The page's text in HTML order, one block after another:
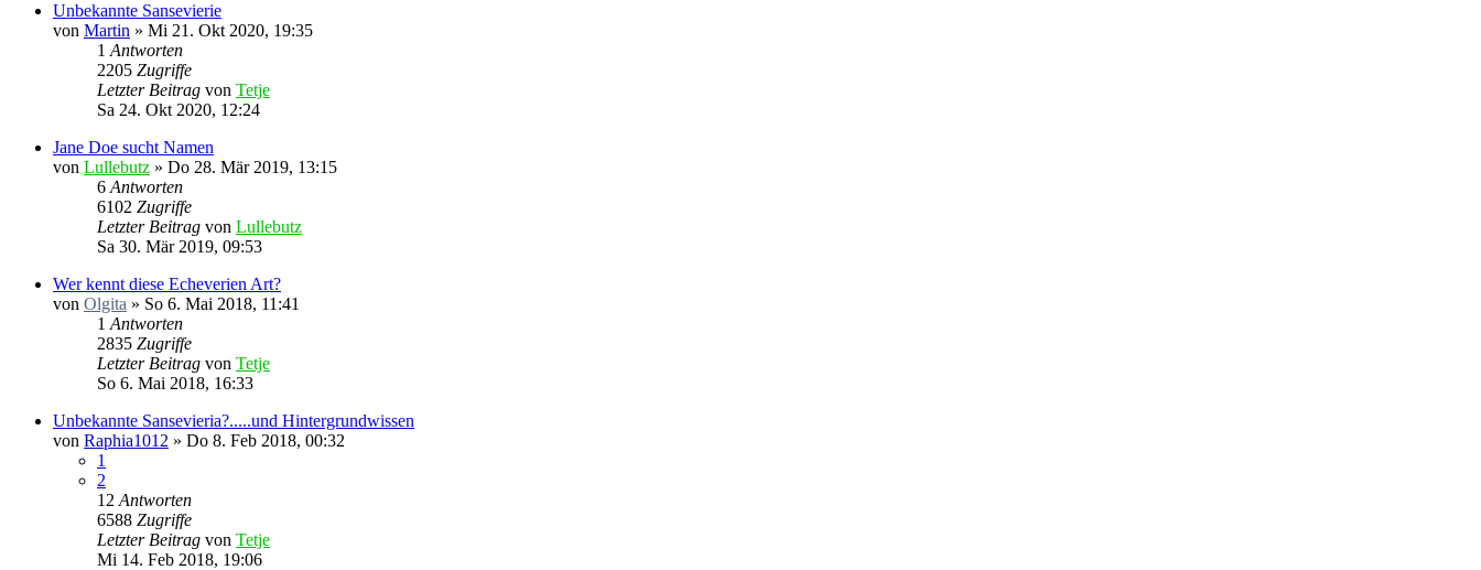
Unbekannte Sansevierie
von Martin » Mi 21. Okt 2020, 19:35
1 Antworten
2205 Zugriffe
Letzter Beitrag von Tetje
Sa 24. Okt 2020, 12:24
Jane Doe sucht Namen
von Lullebutz » Do 28. Mär 2019, 13:15
6 Antworten
6102 Zugriffe
Letzter Beitrag von Lullebutz
Sa 30. Mär 2019, 09:53
Wer kennt diese Echeverien Art?
von Olgita » So 6. Mai 2018, 11:41
1 Antworten
2835 Zugriffe
Letzter Beitrag von Tetje
So 6. Mai 2018, 16:33
Unbekannte Sansevieria?.....und Hintergrundwissen
von Raphia1012 » Do 8. Feb 2018, 00:32
1
2
12 Antworten
6588 Zugriffe
Letzter Beitrag von Tetje
Mi 14. Feb 2018, 19:06